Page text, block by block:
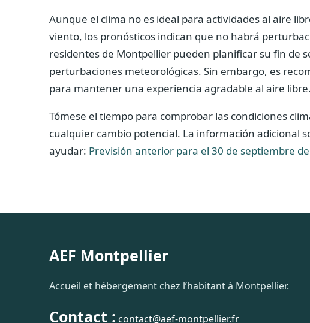
Aunque el clima no es ideal para actividades al aire
viento, los pronósticos indican que no habrá
residentes de Montpellier pueden planificar su fin de
perturbaciones meteorológicas. Sin embargo, es
para mantener una experiencia agradable al aire libre.
Tómese el tiempo para comprobar las condiciones
cualquier cambio potencial. La información adicional
ayudar: Previsión anterior para el 30 de septiembre
AEF Montpellier
Accueil et hébergement chez l’habitant à Montpellier.
Contact : contact@aef-montpellier.fr